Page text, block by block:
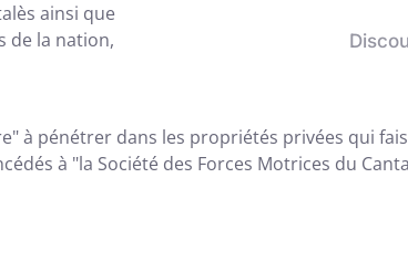
ainsi que
de la nation,
à pénétrer dans les propriétés privées qui
à "la Société des Forces Motrices du